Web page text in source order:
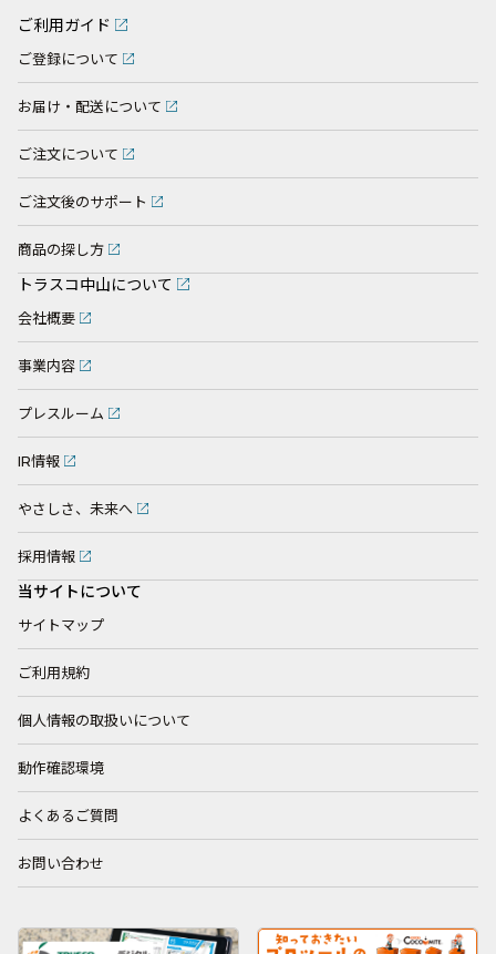
ご利用ガイド
ご登録について
お届け・配送について
ご注文について
ご注文後のサポート
商品の探し方
トラスコ中山について
会社概要
事業内容
プレスルーム
IR情報
やさしさ、未来へ
採用情報
当サイトについて
サイトマップ
ご利用規約
個人情報の取扱いについて
動作確認環境
よくあるご質問
お問い合わせ